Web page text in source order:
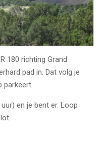
180 richting Grand
pad in. Dat volg je
parkeert.
en je bent er. Loop